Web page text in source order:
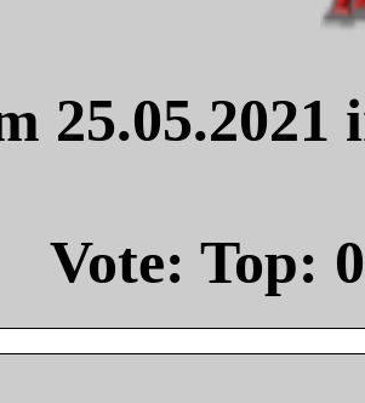
Vote: Top: 0